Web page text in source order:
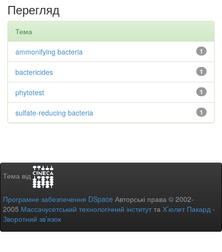
Перегляд
Тема
1
ammonifying bacteria
1
bactericides
1
phytotest
1
sulfate-reducing bacteria
Тема від
Програмне забезпечення DSpace Авторські права © 2002-
2005 Массачусетський технологічний інститутта Х’юлет Пакард -
Зворотний зв’язок